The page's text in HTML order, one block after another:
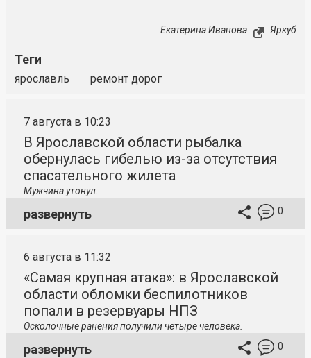
Екатерина Иванова Яркуб
Теги
ярославль ремонт дорог
7 августа в 10:23
В Ярославской области рыбалка
обернулась гибелью из-за отсутствия
спасательного жилета
Мужчина утонул.
развернуть 0
6 августа в 11:32
«Самая крупная атака»: в Ярославской
области обломки беспилотников
попали в резервуары НПЗ
Осколочные ранения получили четыре человека.
развернуть 0